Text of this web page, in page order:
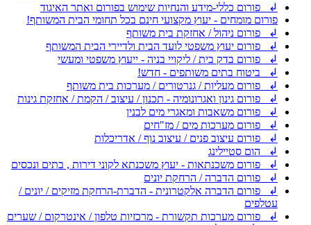
↲ פורום כללי-מידע והנחיות שימוש בפורום ואתר האיגוד
פורום מומחים - יעוץ מקצועי חינם בכל תחומי הבית המשותף!
↲ פורום ניהול / אחזקת בית משותף
↲ פורום יעוץ משפטי לועד הבית ולדיירי הבית המשותף
↲ פורום בדק בית / ליקויי בניה - ייעוץ משפטי ומעשי
↲ ביטוח בתים משותפים - חדש!
↲ פורום מעליות / גנרטורים / מערכות בית משותף
↲ פורום גינון ואגרונומיה - תכנון / עיצוב / הקמת / אחזקת גינות
↲ פורום משאבות ומאגרי מים לבנין
↲ פורום מערכות מים / מז"חים
↲ פורום עיצוב פנים / עיצוב נוף / אדריכלות
↲ הום סטיילינג
↲ פורום משכנתאות - יעוץ משכנתא לקוני דירות , בתים ונכסים
↲ פורום הדברה / הרחקת יונים
↲ פורום הדברה אלקטרונית - הדברת-הרחקת מזיקים / יונים /
עטלפים
↲ פורום מערכות תקשורת - מרכזיות טלפון / אינטרקום / שערים